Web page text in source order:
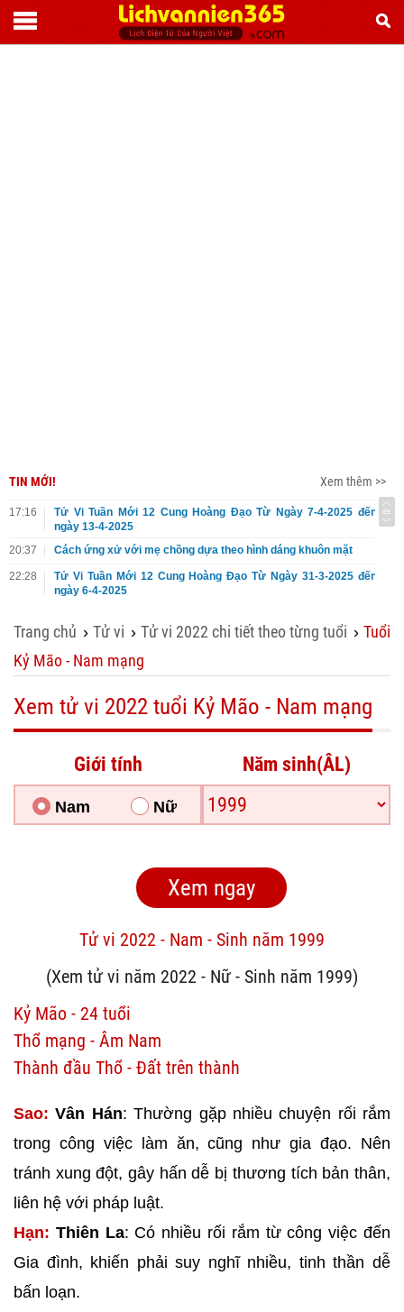
TIN MỚI! Xem thêm >>
17:16
Tử Vi Tuần Mới 12 Cung Hoàng Đạo Từ Ngày 7-4-2025 đến
ngày 13-4-2025
20:37
Cách ứng xử với mẹ chồng dựa theo hình dáng khuôn mặt
22:28
Tử Vi Tuần Mới 12 Cung Hoàng Đạo Từ Ngày 31-3-2025 đến
ngày 6-4-2025
Trang chủ › Tử vi › Tử vi 2022 chi tiết theo từng tuổi › Tuổi
Kỷ Mão - Nam mạng
Xem tử vi 2022 tuổi Kỷ Mão - Nam mạng
Giới tính
Nam Nữ
Năm sinh(ÂL)
Tử vi 2022 - Nam - Sinh năm 1999
(Xem tử vi năm 2022 - Nữ - Sinh năm 1999)
Kỷ Mão - 24 tuổi
Thổ mạng - Âm Nam
Thành đầu Thổ - Đất trên thành
Sao: Vân Hán: Thường gặp nhiều chuyện rối rắm
trong công việc làm ăn, cũng như gia đạo. Nên
tránh xung đột, gây hấn dễ bị thương tích bản thân,
liên hệ với pháp luật.
Hạn: Thiên La: Có nhiều rối rắm từ công việc đến
Gia đình, khiến phải suy nghĩ nhiều, tinh thần dễ
bấn loạn.